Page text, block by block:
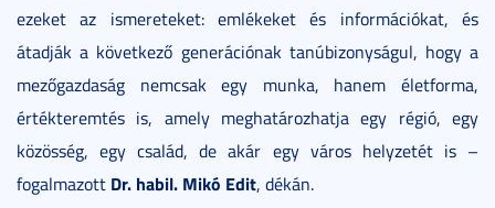
ezeket az ismereteket: emlékeket és információkat, és
átadják a következő generációnak tanúbizonyságul, hogy a
mezőgazdaság nemcsak egy munka, hanem életforma,
értékteremtés is, amely meghatározhatja egy régió, egy
közösség, egy család, de akár egy város helyzetét is –
fogalmazott Dr. habil. Mikó Edit, dékán.